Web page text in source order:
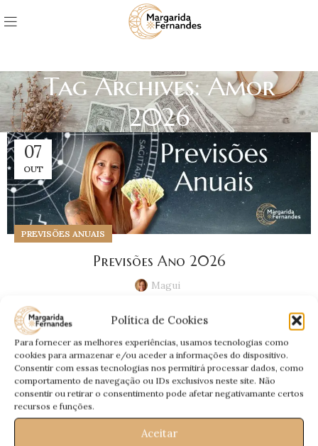
Política de Cookies
Para fornecer as melhores experiências, usamos tecnologias como
cookies para armazenar e/ou aceder a informações do dispositivo.
Consentir com essas tecnologias nos permitirá processar dados, como
comportamento de navegação ou IDs exclusivos neste site. Não
consentir ou retirar o consentimento pode afetar negativamante certos
recursos e funções.
Aceitar
Tag Archives: Amor
2026
07
OUT
PREVISÕES ANUAIS
Previsões Ano 2026
Magui
com Tradução em #LGP por Alexandra Ramos
CONTINUA A LER